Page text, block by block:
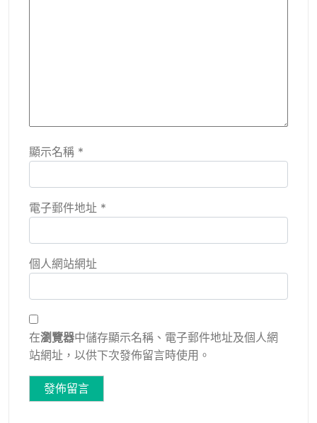
顯示名稱 *
電子郵件地址 *
個人網站網址
在瀏覽器中儲存顯示名稱、電子郵件地址及個人網
站網址，以供下次發佈留言時使用。